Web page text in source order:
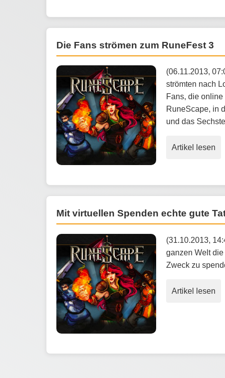
Die Fans strömen zum RuneFest 3
(06.11.2013,
strömten nach
Fans, die
RuneScape, in
und das
Artikel lesen
Mit virtuellen Spenden echte gute
(31.10.2013,
ganzen Welt
Zweck zu
Artikel lesen